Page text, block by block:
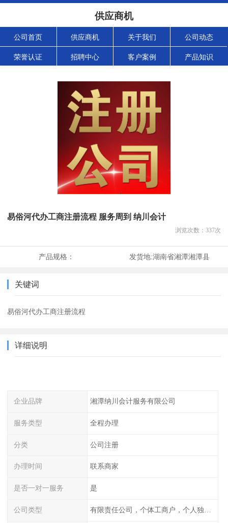
供应商机
公司首页 供应商机 关于我们 公司动态
荣誉认证 招聘中心 客户案例 产品知识
易俗河代办工商注册流程 服务周到 纳川会计
浏览次数： 337次
产品规格： 发货地:湖南省湘潭湘潭县
关键词
易俗河代办工商注册流程
详细说明
企业品牌 湘潭纳川会计服务有限公司
服务类型 全程办理
分类 公司注册
办理时间 联系商家
是否一对一服务 是
公司类型